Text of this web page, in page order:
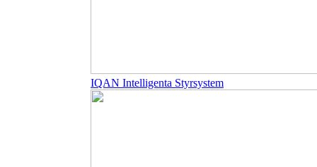
IQAN Intelligenta Styrsystem